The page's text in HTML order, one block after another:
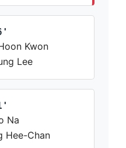
Kwon
Lee
Na
Hee-Chan